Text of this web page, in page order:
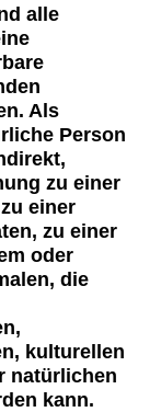
alle
Als
Person
zu einer
einer
zu einer
oder
die
kulturellen
natürlichen
kann.